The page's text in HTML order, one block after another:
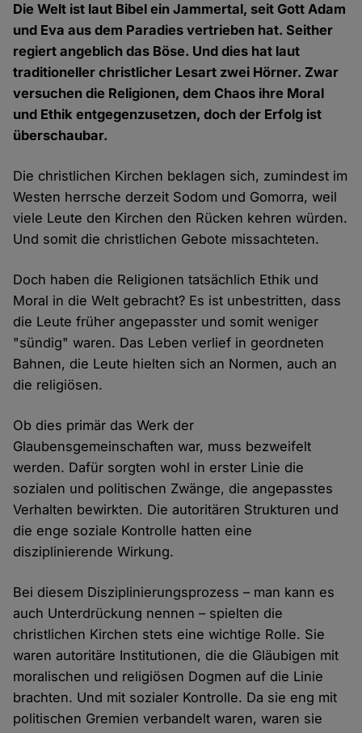
Die Welt ist laut Bibel ein Jammertal, seit Gott Adam
und Eva aus dem Paradies vertrieben hat. Seither
regiert angeblich das Böse. Und dies hat laut
traditioneller christlicher Lesart zwei Hörner. Zwar
versuchen die Religionen, dem Chaos ihre Moral
und Ethik entgegenzusetzen, doch der Erfolg ist
überschaubar.
Die christlichen Kirchen beklagen sich, zumindest im
Westen herrsche derzeit Sodom und Gomorra, weil
viele Leute den Kirchen den Rücken kehren würden.
Und somit die christlichen Gebote missachteten.
Doch haben die Religionen tatsächlich Ethik und
Moral in die Welt gebracht? Es ist unbestritten, dass
die Leute früher angepasster und somit weniger
"sündig" waren. Das Leben verlief in geordneten
Bahnen, die Leute hielten sich an Normen, auch an
die religiösen.
Ob dies primär das Werk der
Glaubensgemeinschaften war, muss bezweifelt
werden. Dafür sorgten wohl in erster Linie die
sozialen und politischen Zwänge, die angepasstes
Verhalten bewirkten. Die autoritären Strukturen und
die enge soziale Kontrolle hatten eine
disziplinierende Wirkung.
Bei diesem Disziplinierungsprozess – man kann es
auch Unterdrückung nennen – spielten die
christlichen Kirchen stets eine wichtige Rolle. Sie
waren autoritäre Institutionen, die die Gläubigen mit
moralischen und religiösen Dogmen auf die Linie
brachten. Und mit sozialer Kontrolle. Da sie eng mit
politischen Gremien verbandelt waren, waren sie